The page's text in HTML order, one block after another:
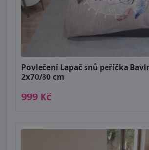
Povlečení Lapač snů peříčka
2x70/80 cm
999 Kč